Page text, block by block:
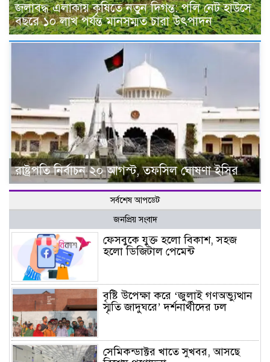
জলাবদ্ধ এলাকায় কৃষিতে নতুন দিগন্ত: পলি নেট হাউসে
বছরে ১০ লাখ পর্যন্ত মানসম্মত চারা উৎপাদন
রাষ্ট্রপতি নির্বাচন ২০ আগস্ট, তফসিল ঘোষণা ইসির
সর্বশেষ আপডেট
জনপ্রিয় সংবাদ
ফেসবুকে যুক্ত হলো বিকাশ, সহজ
হলো ডিজিটাল পেমেন্ট
বৃষ্টি উপেক্ষা করে ‘জুলাই গণঅভ্যুত্থান
স্মৃতি জাদুঘরে’ দর্শনার্থীদের ঢল
সেমিকন্ডাক্টর খাতে সুখবর, আসছে